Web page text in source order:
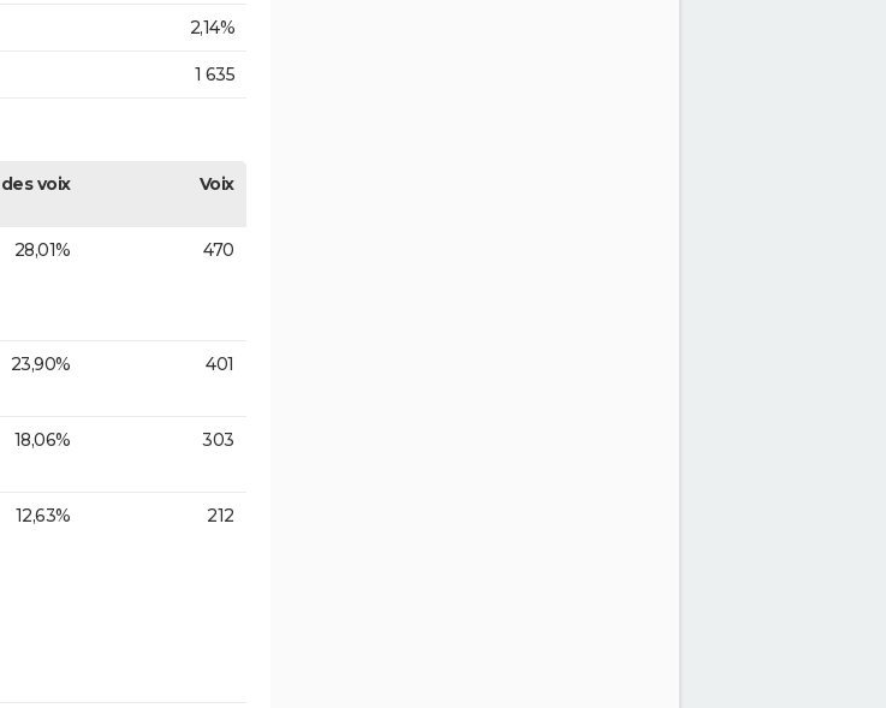
2,14%
1 635
des voix Voix
28,01% 470
23,90% 401
18,06% 303
12,63% 212